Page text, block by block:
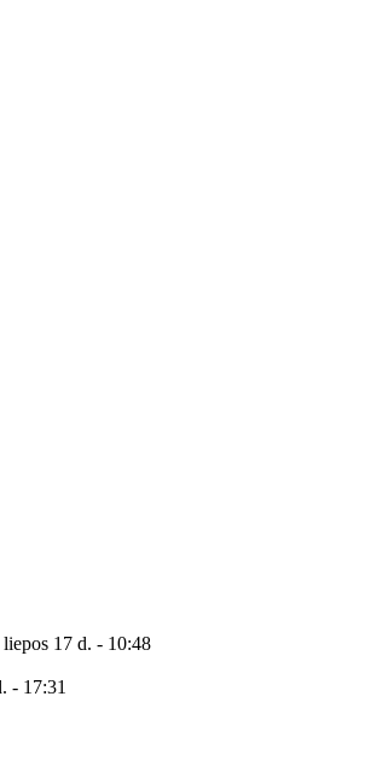
17 d. - 10:48
- 17:31